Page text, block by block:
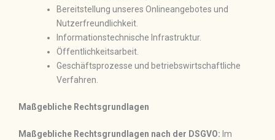
Bereitstellung unseres Onlineangebotes und
Nutzerfreundlichkeit.
Informationstechnische Infrastruktur.
Öffentlichkeitsarbeit.
Geschäftsprozesse und betriebswirtschaftliche
Verfahren.
Maßgebliche Rechtsgrundlagen
Maßgebliche Rechtsgrundlagen nach der DSGVO: Im